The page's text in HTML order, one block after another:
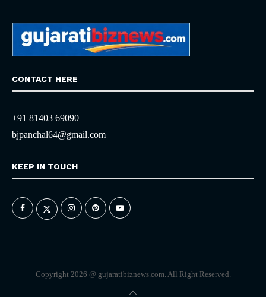
CONTACT HERE
+91 81403 69090
bjpanchal64@gmail.com
KEEP IN TOUCH
Copyright 2026 @ gujaratibiznews.com. All Right Reserved.